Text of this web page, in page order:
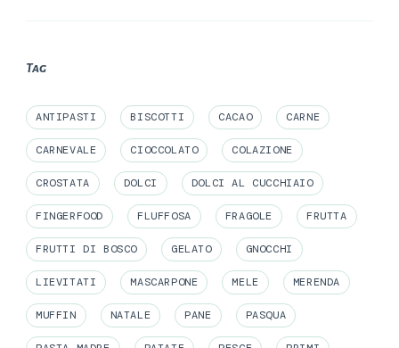
Tag
ANTIPASTI BISCOTTI CACAO CARNE
CARNEVALE CIOCCOLATO COLAZIONE
CROSTATA DOLCI DOLCI AL CUCCHIAIO
FINGERFOOD FLUFFOSA FRAGOLE FRUTTA
FRUTTI DI BOSCO GELATO GNOCCHI
LIEVITATI MASCARPONE MELE MERENDA
MUFFIN NATALE PANE PASQUA